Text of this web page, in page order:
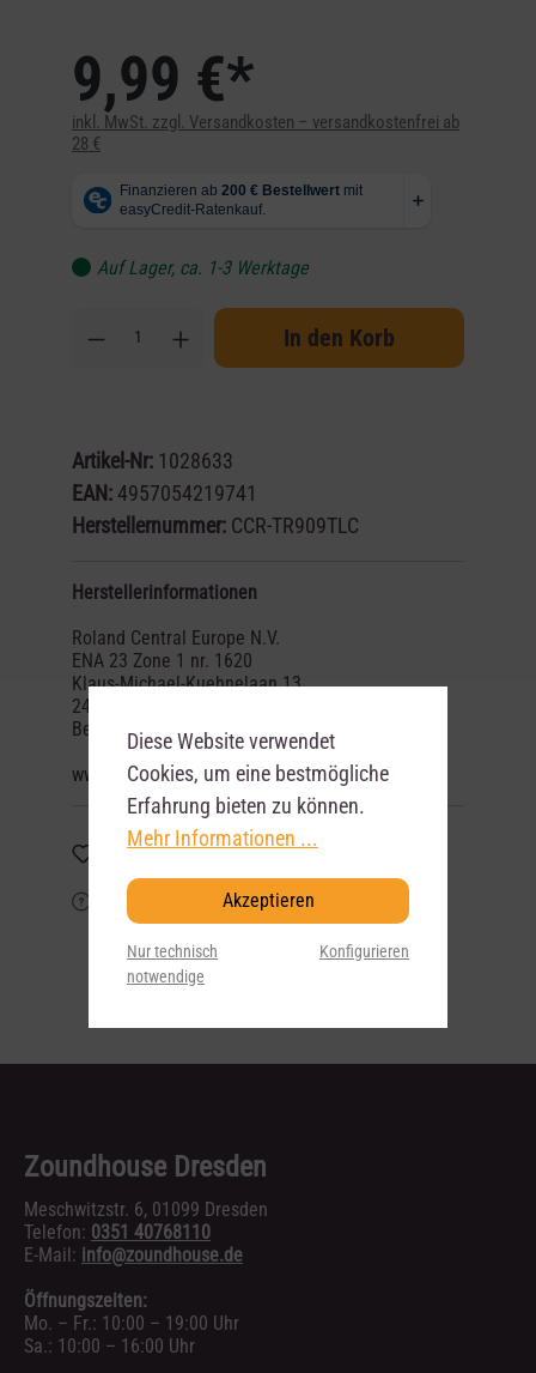
9,99 €*
inkl. MwSt. zzgl. Versandkosten – versandkostenfrei ab
28 €
Auf Lager, ca. 1-3 Werktage
In den Korb
Artikel-Nr: 1028633
EAN:4957054219741
Herstellernummer: CCR-TR909TLC
Herstellerinformationen
Roland Central Europe N.V.
ENA 23 Zone 1 nr. 1620
Klaus-Michael-Kuehnelaan 13
2440 Geel
Belgium
www.roland.com
Merken
Frage zum Artikel?
Zoundhouse Dresden
Meschwitzstr. 6, 01099 Dresden
Telefon: 0351 40768110
E-Mail: info@zoundhouse.de
Öffnungszeiten:
Mo. – Fr.: 10:00 – 19:00 Uhr
Sa.: 10:00 – 16:00 Uhr
Diese Website verwendet
Cookies, um eine bestmögliche
Erfahrung bieten zu können.
Mehr Informationen ...
Akzeptieren
Nur technisch
notwendige
Konfigurieren